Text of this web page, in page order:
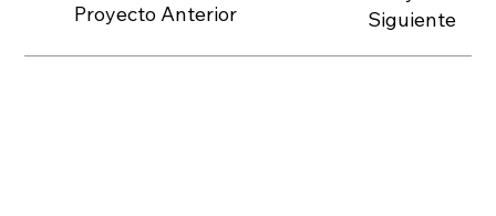
Siguiente
Proyecto Anterior